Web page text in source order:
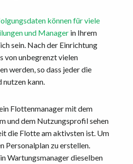
können für viele
und Manager in Ihrem
sein. Nach der Einrichtung
von unbegrenzt vielen
werden, so dass jeder die
nutzen kann.
Flottenmanager mit dem
und dem Nutzungsprofil sehen
die Flotte am aktivsten ist. Um
Personalplan zu erstellen.
Wartungsmanager dieselben